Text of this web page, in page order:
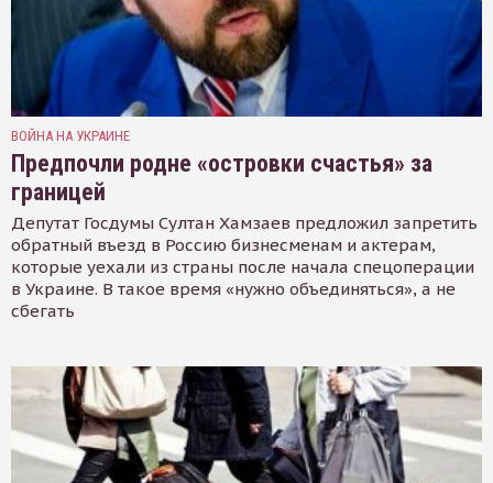
ВОЙНА НА УКРАИНЕ
Предпочли родне «островки счастья» за
границей
Депутат Госдумы Султан Хамзаев предложил запретить
обратный въезд в Россию бизнесменам и актерам,
которые уехали из страны после начала спецоперации
в Украине. В такое время «нужно объединяться», а не
сбегать